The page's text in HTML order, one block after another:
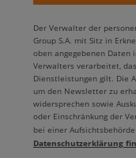
Der Verwalter der
Group S.A. mit Sitz in
oben angegebenen Daten
Verwalters verarbeitet,
Dienstleistungen gilt. Die
um den Newsletter zu
widersprechen sowie
oder Einschränkung der
bei einer
Datenschutzerklärung